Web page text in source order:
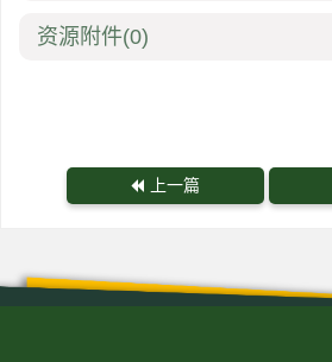
资源附件(0)
上一篇